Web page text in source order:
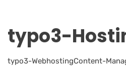
typo3-
typo3-WebhostingContent-